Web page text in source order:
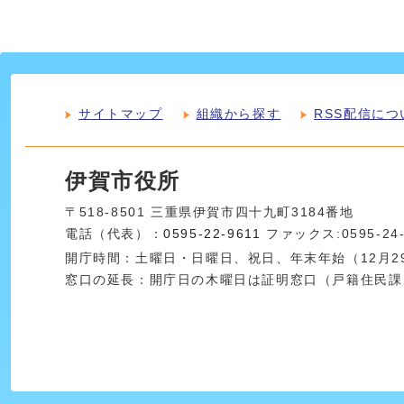
サイトマップ 組織から探す RSS配信につ
伊賀市役所
〒518-8501 三重県伊賀市四十九町3184番地
電話（代表）：0595-22-9611 ファックス:0595-
開庁時間：土曜日・日曜日、祝日、年末年始（12
窓口の延長：開庁日の木曜日は証明窓口（戸籍住民